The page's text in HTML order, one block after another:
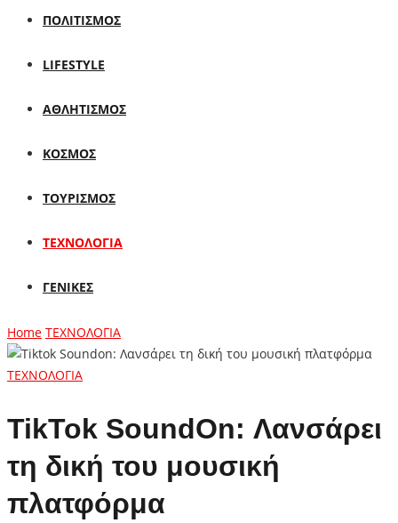
ΠΟΛΙΤΙΣΜΟΣ
LIFESTYLE
ΑΘΛΗΤΙΣΜΟΣ
ΚΟΣΜΟΣ
ΤΟΥΡΙΣΜΟΣ
ΤΕΧΝΟΛΟΓΙΑ
ΓΕΝΙΚΕΣ
Home ΤΕΧΝΟΛΟΓΙΑ
ΤΕΧΝΟΛΟΓΙΑ
TikTok SoundOn: Λανσάρει
τη δική του μουσική
πλατφόρμα